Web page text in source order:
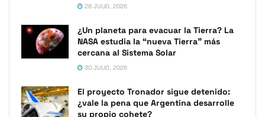
28 JULIO, 2026
¿Un planeta para evacuar la Tierra? La
NASA estudia la “nueva Tierra” más
cercana al Sistema Solar
30 JULIO, 2026
El proyecto Tronador sigue detenido:
¿vale la pena que Argentina desarrolle
su propio cohete?